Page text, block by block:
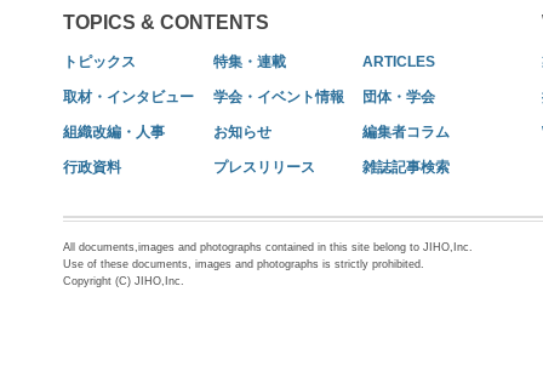
TOPICS & CONTENTS
トピックス 特集・連載 ARTICLES
取材・インタビュー 学会・イベント情報 団体・学会
組織改編・人事 お知らせ 編集者コラム
行政資料 プレスリリース 雑誌記事検索
All documents,images and photographs contained in this site belong to JIHO,Inc.
Use of these documents, images and photographs is strictly prohibited.
Copyright (C) JIHO,Inc.